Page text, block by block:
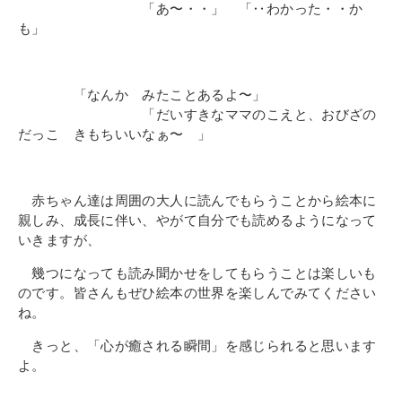
「あ〜・・」 「‥わかった・・か
も」
「なんか みたことあるよ〜」
「だいすきなママのこえと、おびざの
だっこ きもちいいなぁ〜 」
赤ちゃん達は周囲の大人に読んでもらうことから絵本に
親しみ、成長に伴い、やがて自分でも読めるようになって
いきますが、
幾つになっても読み聞かせをしてもらうことは楽しいも
のです。皆さんもぜひ絵本の世界を楽しんでみてください
ね。
きっと、「心が癒される瞬間」を感じられると思います
よ。